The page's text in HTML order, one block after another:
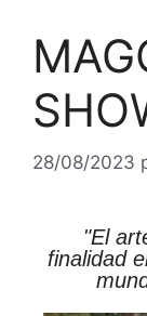
28/08/2023
"El
finalidad